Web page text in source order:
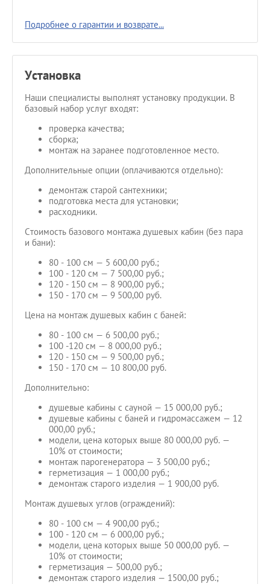
Подробнее о гарантии и возврате...
Установка
Наши специалисты выполнят установку продукции. В
базовый набор услуг входят:
проверка качества;
сборка;
монтаж на заранее подготовленное место.
Дополнительные опции (оплачиваются отдельно):
демонтаж старой сантехники;
подготовка места для установки;
расходники.
Стоимость базового монтажа душевых кабин (без пара
и бани):
80 - 100 см — 5 600,00 руб.;
100 - 120 см — 7 500,00 руб.;
120 - 150 см — 8 900,00 руб.;
150 - 170 см — 9 500,00 руб.
Цена на монтаж душевых кабин с баней:
80 - 100 см — 6 500,00 руб.;
100 -120 см — 8 000,00 руб.;
120 - 150 см — 9 500,00 руб.;
150 - 170 см — 10 800,00 руб.
Дополнительно:
душевые кабины с сауной — 15 000,00 руб.;
душевые кабины с баней и гидромассажем — 12
000,00 руб.;
модели, цена которых выше 80 000,00 руб. —
10% от стоимости;
монтаж парогенератора — 3 500,00 руб.;
герметизация — 1 000,00 руб.;
демонтаж старого изделия — 1 900,00 руб.
Монтаж душевых углов (ограждений):
80 - 100 см — 4 900,00 руб.;
100 - 120 см — 6 000,00 руб.;
модели, цена которых выше 50 000,00 руб. —
10% от стоимости;
герметизация — 500,00 руб.;
демонтаж старого изделия — 1500,00 руб.;